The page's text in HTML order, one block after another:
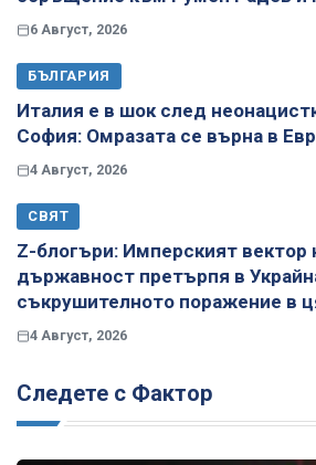
6 Август, 2026
БЪЛГАРИЯ
Италия е в шок след
София: Омразата се върна в
4 Август, 2026
СВЯТ
Z-блогъри: Имперският вектор
държавност претърпя в
съкрушителното поражение в
4 Август, 2026
Следете с Фактор